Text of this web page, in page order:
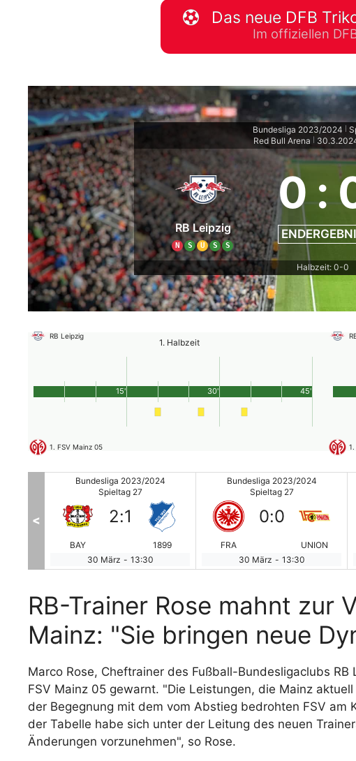
WM 2026 Spielplan
downloaden &
Das neue DFB
Im offiziellen
Bundesliga 2023/2024
Red Bull Arena
RB Leipzig
N S U S S
0:
Halbzeit: 0-0
RB Leipzig
1. Halbzeit
1. FSV Mainz 05
45'
15' 30'
Bundesliga 2023/2024
Spieltag 27
BAY
2:1
1899
30 März - 13:30
Bundesliga 2023/2024
Spieltag 27
FRA
0:0
UNION
30 März - 13:30
<
RB-Trainer Rose mahnt zur
Mainz: "Sie bringen neue
Marco Rose, Cheftrainer des Fußball-Bundesligaclubs
FSV Mainz 05 gewarnt. "Die Leistungen, die Mainz
der Begegnung mit dem vom Abstieg bedrohten FSV am
der Tabelle habe sich unter der Leitung des neuen
Änderungen vorzunehmen", so Rose.